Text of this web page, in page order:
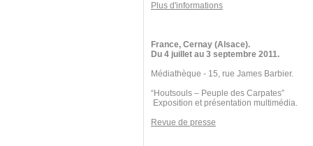
Plus d'informations
France, Cernay (Alsace).
Du 4 juillet au 3 septembre 2011.
Médiathèque - 15, rue James Barbier.
“Houtsouls – Peuple des Carpates”
Exposition et présentation multimédia.
Revue de presse